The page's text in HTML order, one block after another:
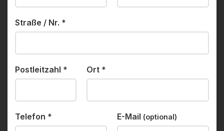
Straße / Nr. *
Postleitzahl * Ort *
Telefon * E-Mail (optional)